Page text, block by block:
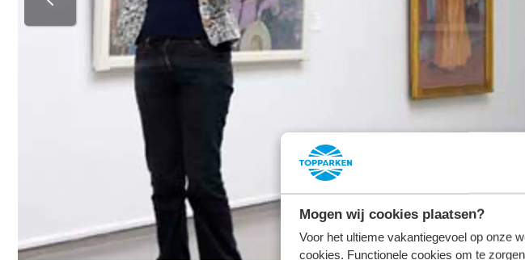
Mogen wij cookies plaatsen?
Voor het ultieme vakantiegevoel op onze
cookies. Functionele cookies om te